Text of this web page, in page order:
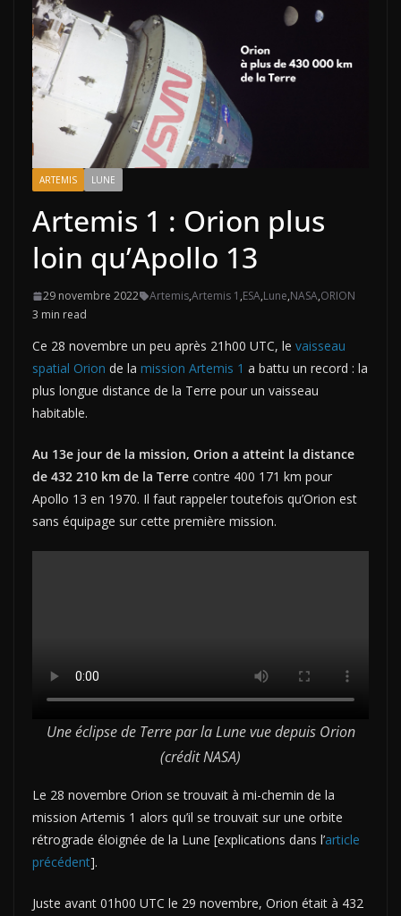
ARTEMIS LUNE
Artemis 1 : Orion plus
loin qu’Apollo 13
29 novembre 2022 Artemis,Artemis 1 ,ESA,Lune,NASA,ORION
3 min read
Ce 28 novembre un peu après 21h00 UTC, le vaisseau
spatial Orion de la mission Artemis 1 a battu un record : la
plus longue distance de la Terre pour un vaisseau
habitable.
Au 13e jour de la mission, Orion a atteint la distance
de 432 210 km de la Terre contre 400 171 km pour
Apollo 13 en 1970. Il faut rappeler toutefois qu’Orion est
sans équipage sur cette première mission.
Une éclipse de Terre par la Lune vue depuis Orion
(crédit NASA)
Le 28 novembre Orion se trouvait à mi-chemin de la
mission Artemis 1 alors qu’il se trouvait sur une orbite
rétrograde éloignée de la Lune [explications dans l’article
précédent].
Juste avant 01h00 UTC le 29 novembre, Orion était à 432